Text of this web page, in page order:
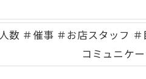
数 ＃催事 ＃お店スタッフ
コミュニケ